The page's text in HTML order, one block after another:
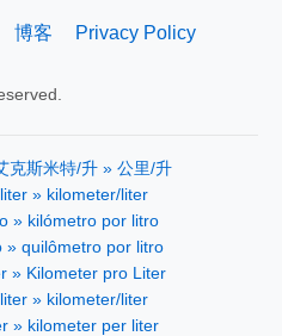
博客 Privacy Policy
克斯米特/升 » 公里/升
» kilometer/liter
» kilómetro por litro
» quilômetro por litro
» Kilometer pro Liter
» kilometer/liter
» kilometer per liter